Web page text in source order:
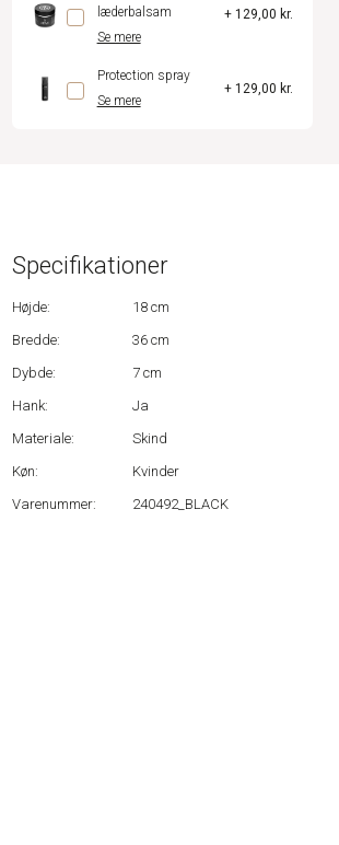
læderbalsam
Se mere
+ 129,00 kr.
Protection spray
Se mere
+ 129,00 kr.
Specifikationer
Højde:
18 cm
Bredde:
36 cm
Dybde:
7 cm
Hank:
Ja
Materiale:
Skind
Køn:
Kvinder
Varenummer:
240492_BLACK